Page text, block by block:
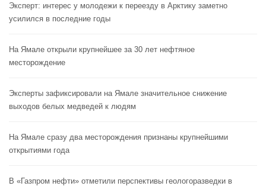
Эксперт: интерес у молодежи к переезду в Арктику заметно
усилился в последние годы
На Ямале открыли крупнейшее за 30 лет нефтяное
месторождение
Эксперты зафиксировали на Ямале значительное снижение
выходов белых медведей к людям
На Ямале сразу два месторождения признаны крупнейшими
открытиями года
В «Газпром нефти» отметили перспективы геологоразведки в